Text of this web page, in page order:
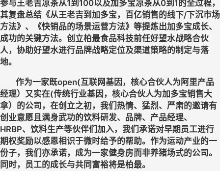
参与王老吉凉茶从1到100以及加多宝凉茶从0到1的全过程，
其复盘总结《从王老吉到加多宝，百亿销售的线下/下沉市场
方法》、《快销品的场景运营方法》等提炼出加多宝成长、
成功的关键方法。创立柏最食品科技前任好望水战略合伙
人，协助好望水进行品牌战略定位及渠道策略的制定与落
地。
经理）又实在(传统行业基因，核心合伙人为加多宝销售大
拿）的公司，在创立之初，我们热情、猛烈、严肃的邀请有
创业意愿且满身武功的饮料研发、品牌、产品经理、
HRBP、饮料生产等伙伴们加入，我们承诺对早期员工进行
期权奖励以感恩相识于微时给予的帮助。作为运动产业的一
份子，我们亦承诺，成为一家健身房而非养猪场式的公司。
同时，员工的成长与共同富裕将是柏最。